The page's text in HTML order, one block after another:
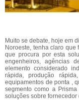
Muito se debate, hoje em
Noroeste, tenha claro que
que procura por esta
engenheiros, agências
elemento considerado
rápida, produção
equipamentos de ponta ,
segmento como a
soluções sobre